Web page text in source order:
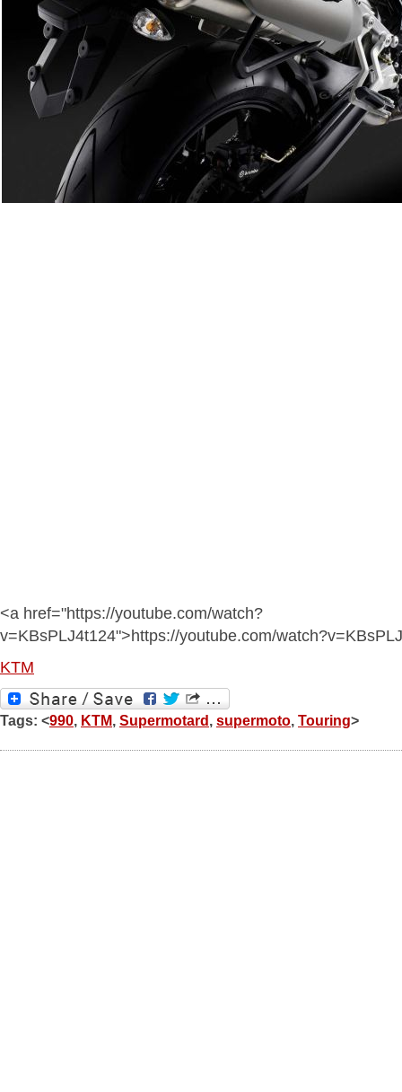
<a href="https://youtube.com/watch?
v=KBsPLJ4t124">https://youtube.com/
KTM
Tags: <990, KTM, Supermotard, supermoto, Touring>